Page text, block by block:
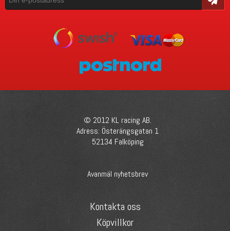
© 2012 KL racing AB.
Adress: Österängsgatan 1
52134 Falköping
Avanmäl nyhetsbrev
Kontakta oss
Köpvillkor